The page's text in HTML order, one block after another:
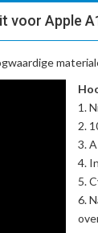
voor Apple